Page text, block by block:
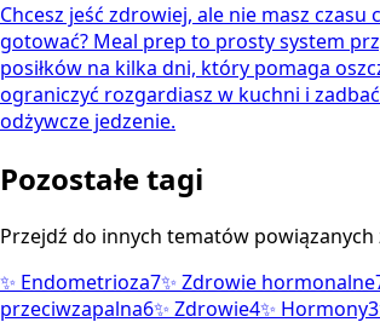
Chcesz jeść zdrowiej, ale nie masz czasu
gotować? Meal prep to prosty system
posiłków na kilka dni, który pomaga
ograniczyć rozgardiasz w kuchni i
odżywcze jedzenie.
Pozostałe tagi
Przejdź do innych tematów powiązanych
✨ Endometrioza7✨ Zdrowie hormonalne
przeciwzapalna6✨ Zdrowie4✨ Hormony3